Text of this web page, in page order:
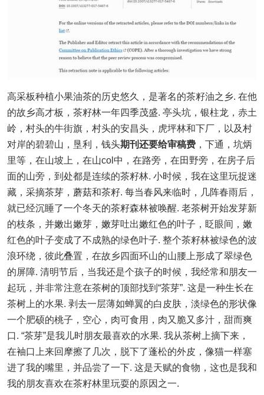
高采板种植小果油茶的历史悠久，是著名的茶籽油之乡. 在他
的故乡高才板，茶籽林一年四季茂盛. 亭头坑，银柱龙，赤土
岭，村头的牛街旗，村头的安昌头，虎坪林和下厂，以及村
对岸的碧碧山，垦利，钱头期刊还要给审稿费 ，下通，坑炳
里等，在山坡上，在山col中，在路旁，在田野旁，在房子后
面的山旁，到处都是连续的茶籽林. 小时候，我在这里玩捉迷
藏，采摘茶芽，蘑菇和茶籽. 每当春风来临时，几阵春雨后，
就已经沉睡了一个冬天的茶籽森林被唤醒. 老茶树开始发芽新
的枝条，并嫩出嫩芽，嫩芽吐出嫩红色的叶子，眨眼间，嫩
红色的叶子变成了不成熟的绿色叶子. 整个茶籽林被绿色的波
浪环绕，彼此叠置，在故乡四面环山的山腰上形成了翠绿色
的屏障. 清明节后，当我还是个孩子的时候，我经常和朋友一
起玩，并非常注意在茶树的顶部找到“茶芽”. 这是一种生长在
茶树上的水果. 剥去一层薄如蝉翼的白皮肤，淡绿色的形状像
一个肥硕的桃子，空心，肉可食用，肉又脆又多汁，甜而爽
口. “茶芽”是我儿时朋友最喜欢的水果. 我从茶树上摘下来，
在袖口上来回摩擦了几次，脱下了蓬松的外皮，像猫一样塞
进了我的嘴里，并品尝了一下. 这是天赋的食物，这也是我和
我的朋友喜欢在茶籽林里玩耍的原因之一.